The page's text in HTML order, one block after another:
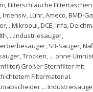
,Filterschläuche Filtertaschen
,Intensiv,Lühr,Ameco,BMD-
, . Mikropul,DCE,Infa,
, ...Industriesauger,
, SB-Sauger,
,Trocken, ... ohne
Großer Sternfilter mit
Filtermaterial.
...